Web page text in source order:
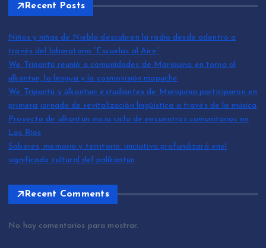
Recent Posts
Niños y niñas de Niebla descubren la radio desde adentro a
través del laboratorio “Escuelas al Aire”
We Tripantü reunió a comunidades de Mariquina en torno al
ülkantun, la lengua y la cosmovisión mapuche
We Tripantü y ülkantun: estudiantes de Mariquina participaron en
primera jornada de revitalización lingüística a través de la música
Proyecto de ülkantun inicia ciclo de encuentros comunitarios en
Los Ríos
Saberes, memoria y territorio: iniciativa profundizará enel
significado cultural del palikantun
Recent Comments
No hay comentarios para mostrar.